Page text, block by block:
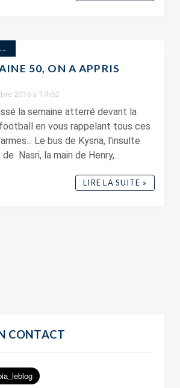
50, ON A APPRIS
2015 à 17h52
la semaine atterré devant la
en vous rappelant tous ces
Le bus de Kysna, l'insulte
Nasri, la main de Henry,...
LIRE LA SUITE »
CONTACT